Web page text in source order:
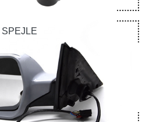
SPEJLE